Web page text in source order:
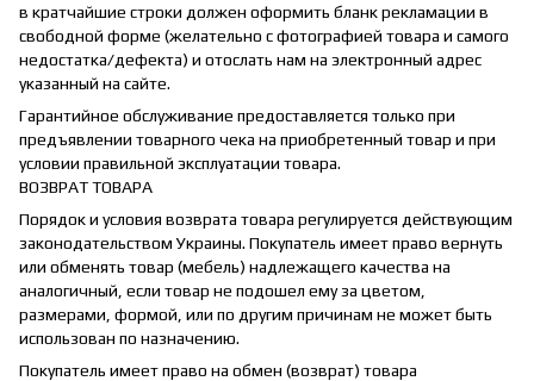
в кратчайшие строки должен оформить бланк рекламации в
свободной форме (желательно с фотографией товара и самого
недостатка/дефекта) и отослать нам на электронный адрес
указанный на сайте.
Гарантийное обслуживание предоставляется только при
предъявлении товарного чека на приобретенный товар и при
условии правильной эксплуатации товара.
ВОЗВРАТ ТОВАРА
Порядок и условия возврата товара регулируется действующим
законодательством Украины. Покупатель имеет право вернуть
или обменять товар (мебель) надлежащего качества на
аналогичный, если товар не подошел ему за цветом,
размерами, формой, или по другим причинам не может быть
использован по назначению.
Покупатель имеет право на обмен (возврат) товара